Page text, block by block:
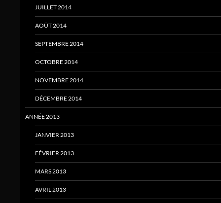
JUILLET 2014
AOÛT 2014
SEPTEMBRE 2014
OCTOBRE 2014
NOVEMBRE 2014
DÉCEMBRE 2014
ANNÉE 2013
JANVIER 2013
FÉVRIER 2013
MARS 2013
AVRIL 2013